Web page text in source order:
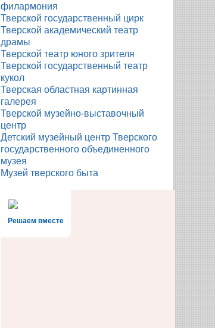
филармония
Тверской государственный цирк
Тверской академический театр
драмы
Тверской театр юного зрителя
Тверской государственный театр
кукол
Тверская областная картинная
галерея
Тверской музейно-выставочный
центр
Детский музейный центр Тверского
государственного объединенного
музея
Музей тверского быта
Решаем вместе